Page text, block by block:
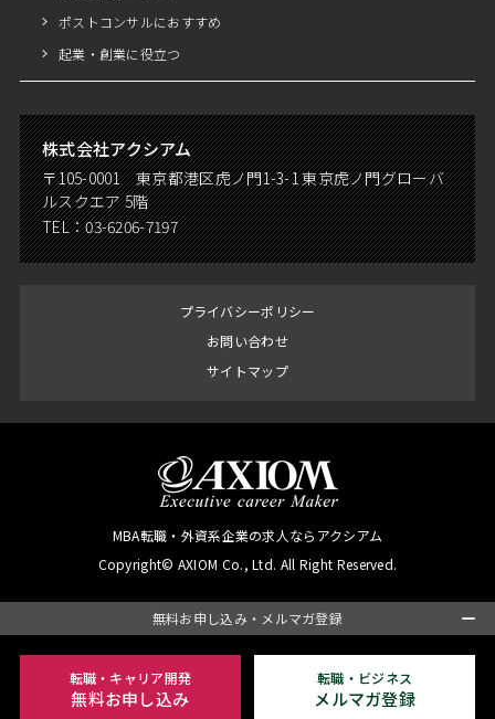
無料お申し込み・メルマガ登録
転職・キャリア開発
無料お申し込み
転職・ビジネス
メルマガ登録
ポストコンサルにおすすめ
起業・創業に役立つ
株式会社アクシアム
〒105-0001 東京都港区虎ノ門1-3-1 東京虎ノ門グローバ
ルスクエア 5階
TEL：03-6206-7197
プライバシーポリシー
お問い合わせ
サイトマップ
MBA転職・外資系企業の求人ならアクシアム
Copyright© AXIOM Co., Ltd. All Right Reserved.